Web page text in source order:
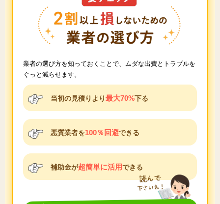
業者の選び方を知っておくことで、ムダな出費とトラブルを
ぐっと減らせます。
当初の見積りより最大70%下る
悪質業者を100％回避できる
補助金が超簡単に活用できる